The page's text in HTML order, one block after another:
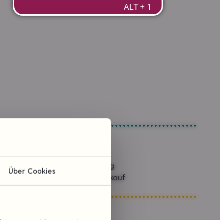
Über Cookies
Sponsoring
Kommissionskauf